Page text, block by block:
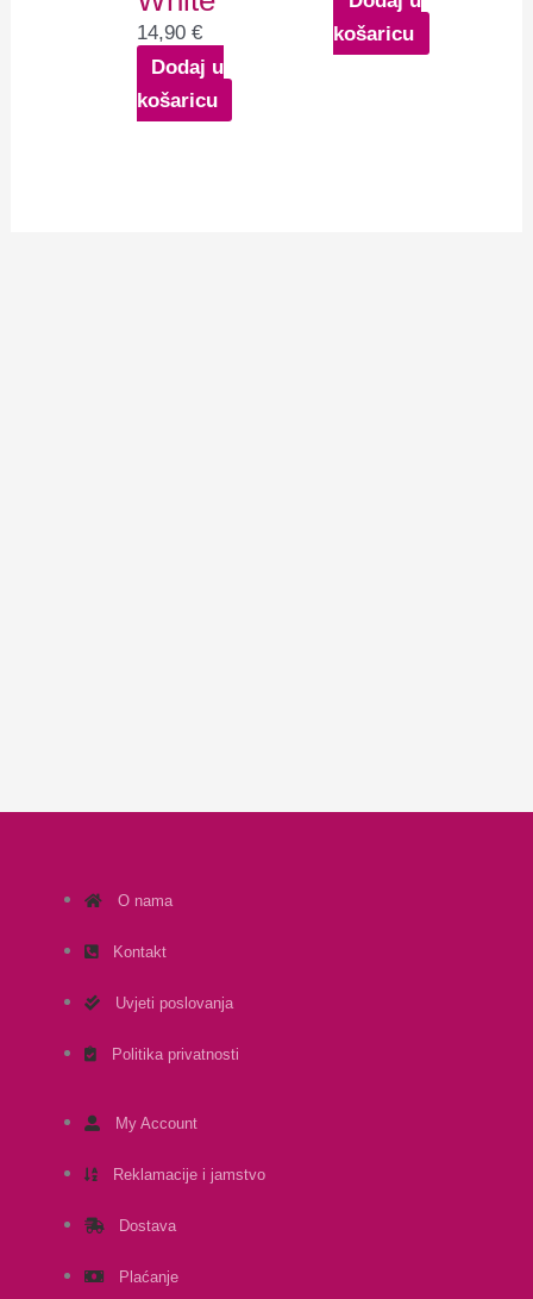
14,90 €
Dodaj u
košaricu
košaricu
O nama
Kontakt
Uvjeti poslovanja
Politika privatnosti
My Account
Reklamacije i jamstvo
Dostava
Plaćanje